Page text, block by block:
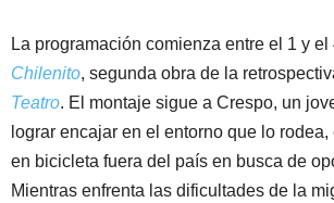
La programación comienza entre el 1 y
Chilenito, segunda obra de la
Teatro. El montaje sigue a Crespo, un
lograr encajar en el entorno que lo
en bicicleta fuera del país en busca de
Mientras enfrenta las dificultades de la